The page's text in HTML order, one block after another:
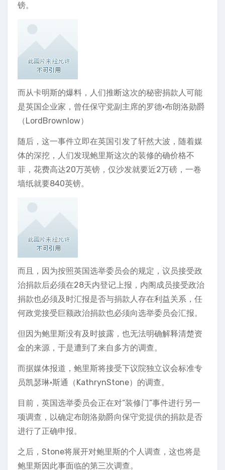
镑。
而从卡明斯的爆料，人们推断这次的秘密捐款人可能
是英国企业家，曾任保守党副主席的罗德·布朗洛勋爵
（LordBrownlow）
随后，这一事件立即在英国引发了轩然大波，随着媒
体的深挖，人们发现鲍里斯这次的装修的确价格不
菲，花费高达20万英镑，仅沙发就要近2万磅，一卷
墙纸就要840英镑。
而且，因为按照英国选举委员会的规定，议员接受政
治捐款后必须在28天内登记上报，内阁成员接受政治
捐款也必须及时汇报是否与捐款人存在利益关系，任
何政党接受巨额政治捐款也必须向选举委员会汇报。
但因为鲍里斯没有及时披露，也无法明确解释清楚资
金的来源，于是遭到了来自多方的调查。
而据媒体报道，鲍里斯将接受下议院独立议会标准专
员凯瑟琳·斯通（KathrynStone）的调查。
目前，英国选举委员会正在对“装修门”事件进行另一
项调查，以确定布朗洛勋爵向保守党提供的捐款是否
进行了正确申报。
之后，Stone将展开对鲍里斯的个人调查，这也将是
鲍里斯因此事面临的第三次调查。